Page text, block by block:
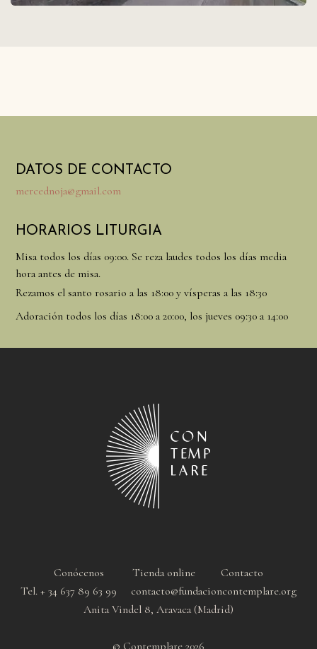
DATOS DE CONTACTO
mercednoja@gmail.com
HORARIOS LITURGIA
Misa todos los días 09:00. Se reza laudes todos los días media
hora antes de misa.
Rezamos el santo rosario a las 18:00 y vísperas a las 18:30
Adoración todos los días 18:00 a 20:00, los jueves 09:30 a 14:00​
Conócenos Tienda online
Contacto
Tel. + 34 637 89 63 99 contacto@fundacioncontemplare.org
Anita Vindel 8, Aravaca (Madrid)